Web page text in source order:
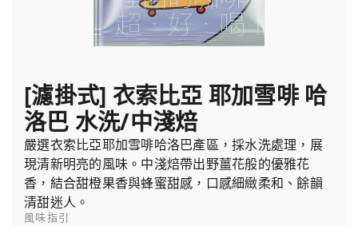
[濾掛式] 衣索比亞 耶加雪啡 哈
洛巴 水洗/中淺焙
嚴選衣索比亞耶加雪啡哈洛巴產區，採水洗處理，展
現清新明亮的風味。中淺焙帶出野薑花般的優雅花
香，結合甜橙果香與蜂蜜甜感，口感細緻柔和、餘韻
清甜迷人。
風味指引